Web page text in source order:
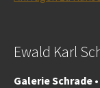
Ewald Karl
Galerie Schrade